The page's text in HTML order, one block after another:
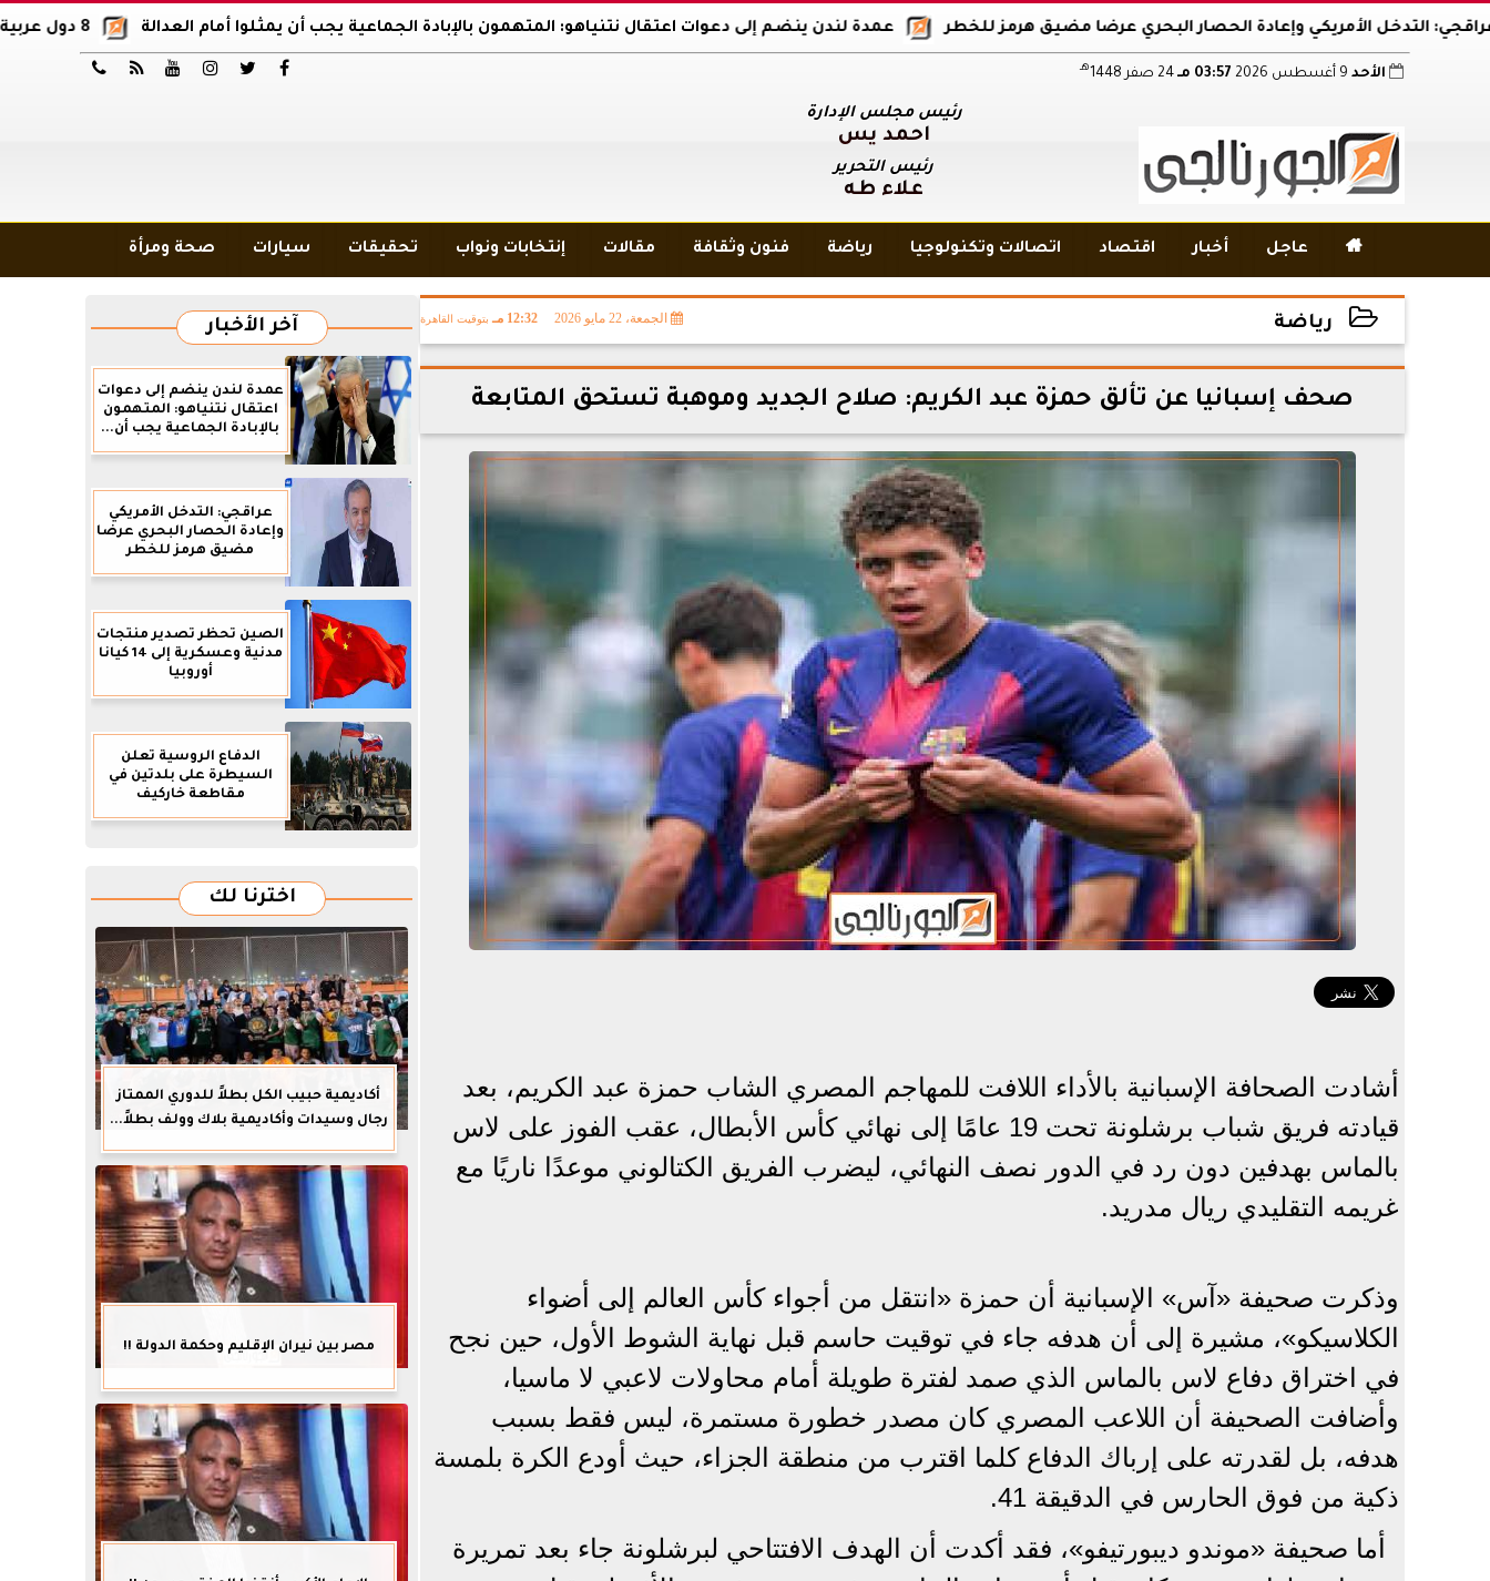
8 دول عربية وإسلامية تدين اقتحام المسجد الأقصى عمدة لندن ينضم إلى دعوات اعتقال نتنياهو: المتهمون بالإبادة الجماعية يجب أن يمثلوا أمام العدالة الأمريكي وإعادة الحصار البحري عرضا مضيق هرمز للخطر





 الأحد 03:57 مـ هـ
رئيس مجلس الإدارة
أحمد يس
رئيس التحرير
علاء طه
 عاجل أخبار اقتصاد اتصالات وتكنولوجيا رياضة فنون وثقافة مقالات إنتخابات ونواب تحقيقات سيارات صحة ومرأة
رياضة الجمعة، 22 مايو 2026 12:32 مـ بتوقيت القاهرة
2026-05-22 12:32:31
صحف إسبانيا عن تألق حمزة عبد الكريم: صلاح الجديد وموهبة تستحق المتابعة
أشادت الصحافة الإسبانية بالأداء اللافت للمهاجم المصري الشاب حمزة عبد الكريم، بعد
قيادته فريق شباب برشلونة تحت 19 عامًا إلى نهائي كأس الأبطال، عقب الفوز على لاس
بالماس بهدفين دون رد في الدور نصف النهائي، ليضرب الفريق الكتالوني موعدًا ناريًا مع
غريمه التقليدي ريال مدريد.
وذكرت صحيفة «آس» الإسبانية أن حمزة «انتقل من أجواء كأس العالم إلى أضواء
الكلاسيكو»، مشيرة إلى أن هدفه جاء في توقيت حاسم قبل نهاية الشوط الأول، حين نجح
في اختراق دفاع لاس بالماس الذي صمد لفترة طويلة أمام محاولات لاعبي لا ماسيا،
وأضافت الصحيفة أن اللاعب المصري كان مصدر خطورة مستمرة، ليس فقط بسبب
هدفه، بل لقدرته على إرباك الدفاع كلما اقترب من منطقة الجزاء، حيث أودع الكرة بلمسة
ذكية من فوق الحارس في الدقيقة 41.
أما صحيفة «موندو ديبورتيفو»، فقد أكدت أن الهدف الافتتاحي لبرشلونة جاء بعد تمريرة
آخر الأخبار
عمدة لندن ينضم إلى دعوات
اعتقال نتنياهو: المتهمون
بالإبادة الجماعية يجب أن...
عراقجي: التدخل الأمريكي
وإعادة الحصار البحري عرضا
مضيق هرمز للخطر
الصين تحظر تصدير منتجات
مدنية وعسكرية إلى 14 كيانا
أوروبيا
الدفاع الروسية تعلن
السيطرة على بلدتين في
مقاطعة خاركيف
اخترنا لك
أكاديمية حبيب الكل بطلاً للدوري الممتاز
رجال وسيدات وأكاديمية بلاك وولف بطلاً...
مصر بين نيران الإقليم وحكمة الدولة !!